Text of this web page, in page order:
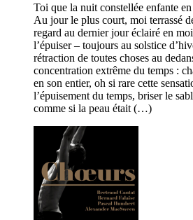
Toi que la nuit constellée enfante en
Au jour le plus court, moi terrassé
regard au dernier jour éclairé en
l’épuiser – toujours au solstice
rétraction de toutes choses au
concentration extrême du temps :
en son entier, oh si rare cette
l’épuisement du temps, briser le
comme si la peau était (…)